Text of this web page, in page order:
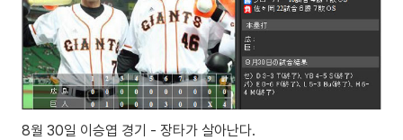
8월 30일 이승엽 경기 - 장타가 살아난다.